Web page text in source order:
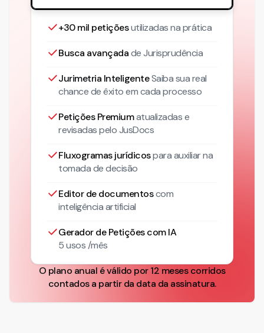
+30 mil petiçõesutilizadas na prática
Busca avançadade Jurisprudência
Jurimetria InteligenteSaiba sua real
chance de êxito em cada processo
Petições Premiumatualizadase
revisadas pelo JusDocs
Fluxogramas jurídicospara auxiliar na
tomada de decisão
Editor de documentoscom
inteligência artificial
Gerador de Petições com IA
5 usos /mês
O plano anual é válido por 12 meses corridos
contados a partir da data da assinatura.